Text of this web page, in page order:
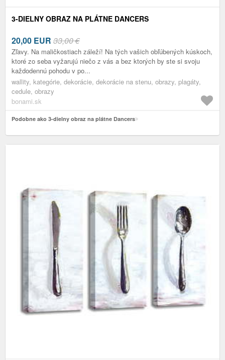
3-DIELNY OBRAZ NA PLÁTNE DANCERS
20,00 EUR 33,00 €
Zľavy. Na maličkostiach záleží! Na tých vašich obľúbených kúskoch,
ktoré zo seba vyžarujú niečo z vás a bez ktorých by ste si svoju
každodennú pohodu v po...
wallity, kategórie, dekorácie, dekorácie na stenu, obrazy, plagáty,
cedule, obrazy
bonami.sk
Podobne ako 3-dielny obraz na plátne Dancers